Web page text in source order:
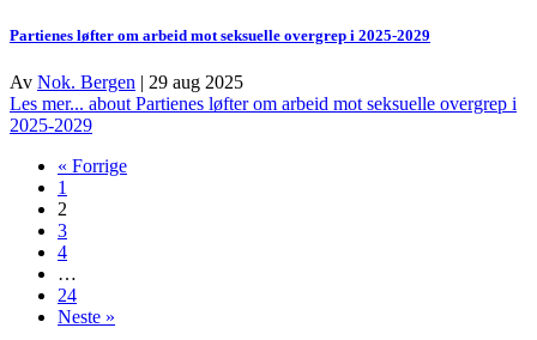
Partienes løfter om arbeid mot seksuelle overgrep i 2025-2029
Av Nok. Bergen | 29 aug 2025
Les mer... about Partienes løfter om arbeid mot seksuelle overgrep i
2025-2029
« Forrige
1
2
3
4
…
24
Neste »